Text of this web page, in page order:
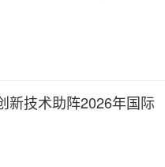
新技术助阵2026年国际